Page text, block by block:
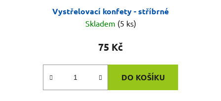
Vystřelovací konfety - stříbrné
Skladem (5 ks)
75 Kč
DO KOŠÍKU